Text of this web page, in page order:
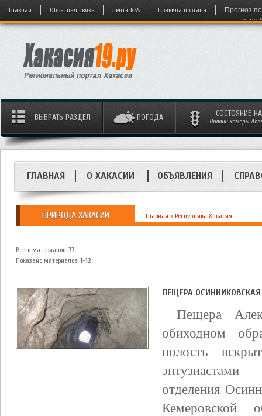
Главная Обратная связь Лента RSS Правила портала
Прогноз
ВЫБРАТЬ РАЗДЕЛ ПОГОДА СОСТОЯНИЕ
Онлайн камеры
ГЛАВНАЯ О ХАКАСИИ ОБЪЯВЛЕНИЯ
ПРИРОДА ХАКАСИИ Главная » Республика Хакасия
Всего материалов: 77
Показано материалов: 1-12
ПЕЩЕРА ОСИННИКОВСКАЯ
Пещера
обиходном
полость
отделения
Кемеровской